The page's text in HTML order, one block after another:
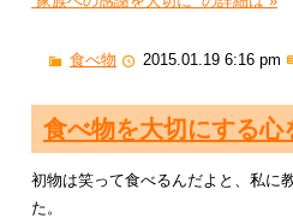
食べ物 2015.01.19 6:16 pm
食べ物を大切にする心
初物は笑って食べるんだよと、私に
た。